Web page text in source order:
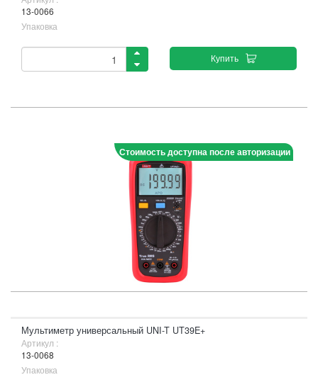
13-0066
Упаковка
Купить
Стоимость доступна после авторизации
Мультиметр универсальный UNI-T UT39E+
Артикул :
13-0068
Упаковка